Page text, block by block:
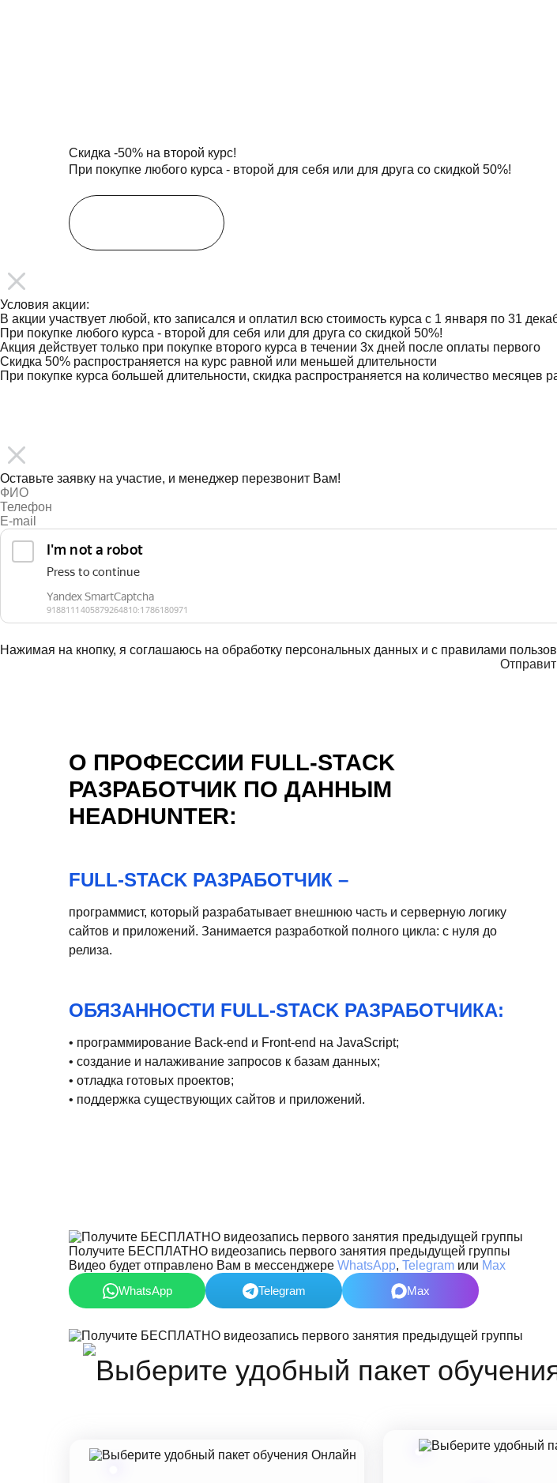
Скидка -50% на второй курс!
При покупке любого курса - второй для себя или для друга со скидкой 50%!
Условия акции:
В акции участвует любой, кто записался и оплатил всю стоимость курса с 1 января по 31
При покупке любого курса - второй для себя или для друга со скидкой 50%!
Акция действует только при покупке второго курса в течении 3х дней после оплаты первого
Скидка 50% распространяется на курс равной или меньшей длительности
При покупке курса большей длительности, скидка распространяется на количество месяцев
Оставьте заявку на участие, и менеджер перезвонит Вам!
Нажимая на кнопку, я соглашаюсь на обработку персональных данных и с правилами
О ПРОФЕССИИ FULL-STACK
РАЗРАБОТЧИК ПО ДАННЫМ
HEADHUNTER:
FULL-STACK РАЗРАБОТЧИК –
программист, который разрабатывает внешнюю часть и серверную логику
сайтов и приложений. Занимается разработкой полного цикла: с нуля до
релиза.
ОБЯЗАННОСТИ FULL-STACK РАЗРАБОТЧИКА:
• программирование Back-end и Front-end на JavaScript;
• создание и налаживание запросов к базам данных;
• отладка готовых проектов;
• поддержка существующих сайтов и приложений.
Получите БЕСПЛАТНО видеозапись первого занятия предыдущей группы
Видео будет отправлено Вам в мессенджере WhatsApp, Telegram или Max
WhatsApp
Telegram Max